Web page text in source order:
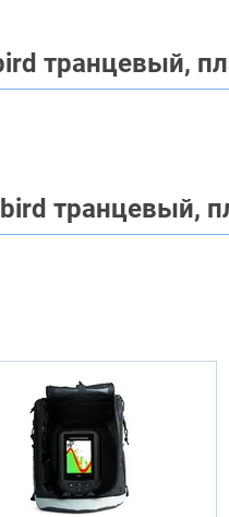
транцевый,
транцевый,